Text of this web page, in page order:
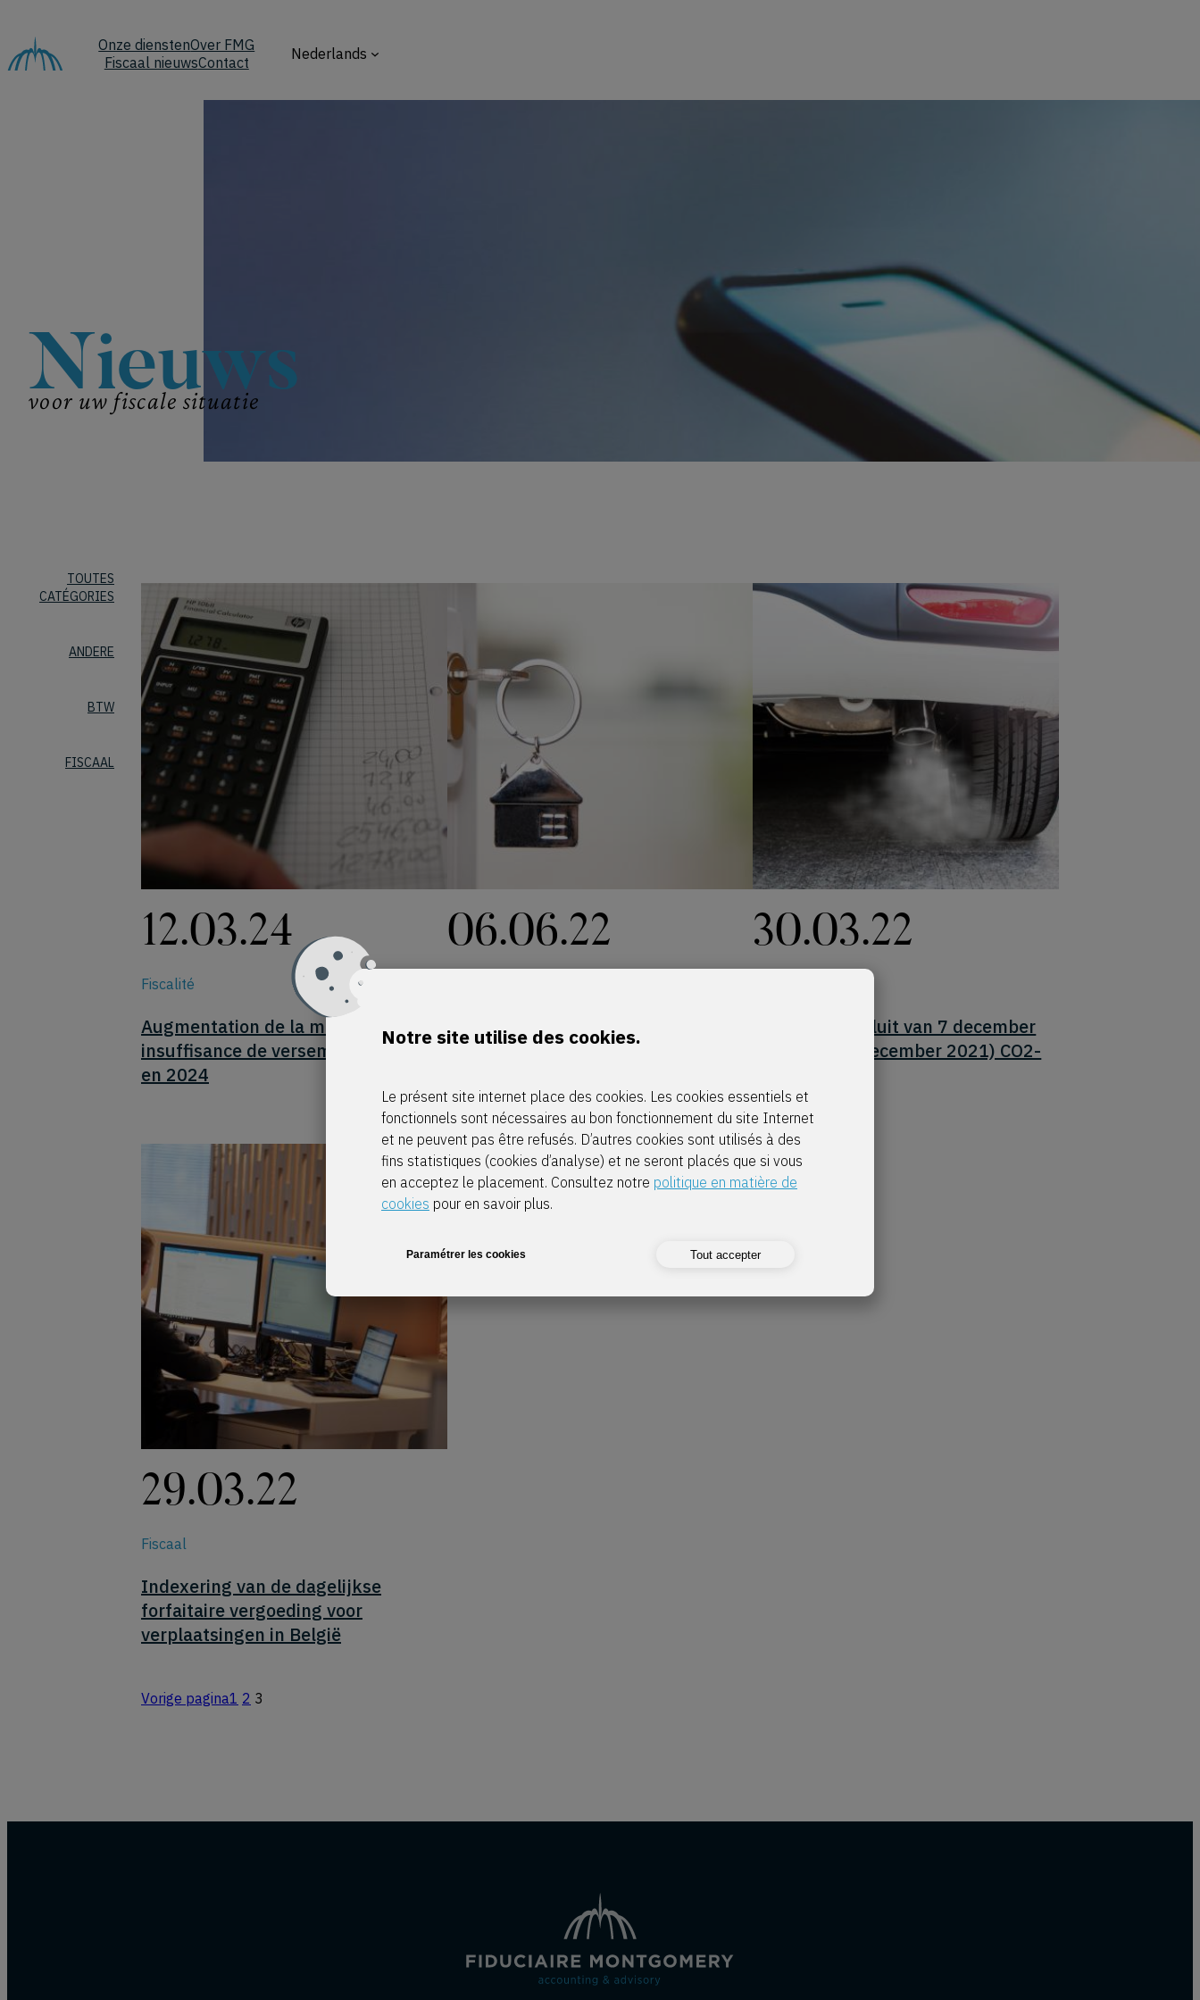
naar
de
inhoud
Onze dienstenOver FMG
Fiscaal nieuwsContact Nederlands
Nieuws
voor uw fiscale situatie
TOUTES
CATÉGORIES
ANDERE
BTW
FISCAAL
12.03.24
Fiscalité
Augmentation de la majoration pour
insuffisance de versement anticipé
en 2024
06.06.22
Herwaarderingscoëfficiënt
huurvoordelen
30.03.22
Koninklijk besluit van 7 december
2021 (BS 13 december 2021) CO2-
29.03.22
Fiscaal
Indexering van de dagelijkse
forfaitaire vergoeding voor
verplaatsingen in België
Vorige pagina1 2 3
Notre site utilise des cookies.
Le présent site internet place des cookies. Les cookies essentiels et
fonctionnels sont nécessaires au bon fonctionnement du site Internet
et ne peuvent pas être refusés. D’autres cookies sont utilisés à des
fins statistiques (cookies d’analyse) et ne seront placés que si vous
en acceptez le placement. Consultez notre politique en matière de
cookies pour en savoir plus.
Paramétrer les cookies Tout accepter